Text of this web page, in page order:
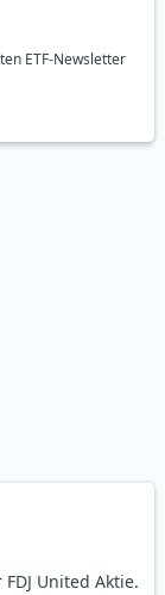
ETF-Newsletter
United Aktie.